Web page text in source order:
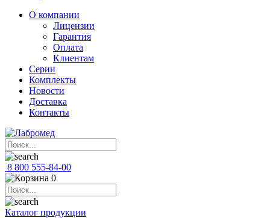
О компании
Лицензии
Гарантия
Оплата
Клиентам
Серии
Комплекты
Новости
Доставка
Контакты
8 800 555-84-00
0
Каталог продукции